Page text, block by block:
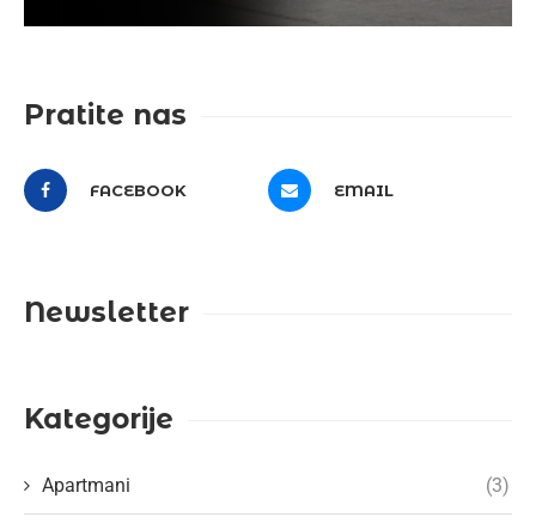
Pratite nas
FACEBOOK EMAIL
Newsletter
Kategorije
Apartmani (3)